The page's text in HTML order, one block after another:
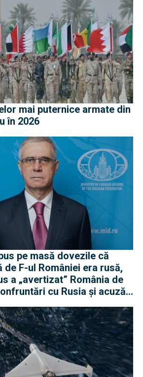
mai puternice armate din
în 2026
pe masă dovezile că
F-ul României era rusă,
a „avertizat” România de
cu Rusia și acuză